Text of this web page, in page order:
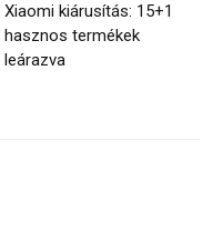
Xiaomi kiárusítás: 15+1
hasznos termékek
leárazva